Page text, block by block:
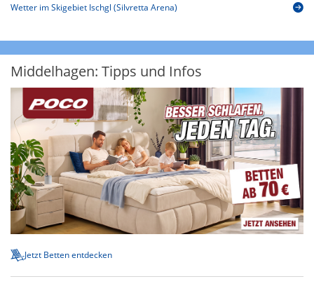
Wetter im Skigebiet Ischgl (Silvretta Arena)
Middelhagen: Tipps und Infos
Jetzt Betten entdecken